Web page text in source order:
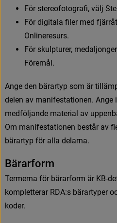
För stereofotograf, välj Ste
För digitala fler med fjärråt
Onlineresurs.
För skulpturer, medaljonger
Föremål.
Ange den bärartyp som är tilläm
delen av manifestationen. Ange i
medföljande material av uppenb
Om manifestationen består av f
bärartyp för alla delarna.
Bärarform
Termerna för bärarform är KB-de
kompletterar RDA:s bärartyper o
koder.